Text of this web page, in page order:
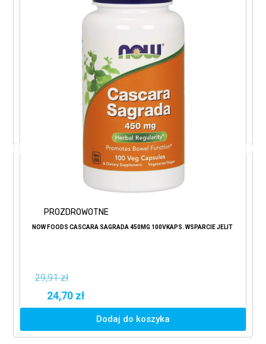
PROZDROWOTNE
NOW FOODS CASCARA SAGRADA 450MG 100VKAPS. WSPARCIE JELIT
29,91 zł
24,70 zł
Dodaj do koszyka